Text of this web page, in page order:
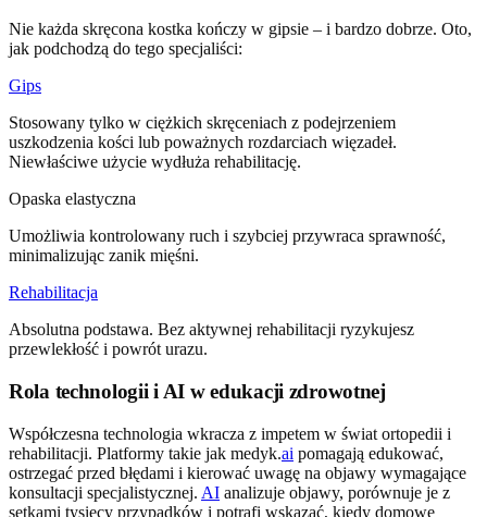
Nie każda skręcona kostka kończy w gipsie – i bardzo dobrze. Oto,
jak podchodzą do tego specjaliści:
Gips
Stosowany tylko w ciężkich skręceniach z podejrzeniem
uszkodzenia kości lub poważnych rozdarciach więzadeł.
Niewłaściwe użycie wydłuża rehabilitację.
Opaska elastyczna
Umożliwia kontrolowany ruch i szybciej przywraca sprawność,
minimalizując zanik mięśni.
Rehabilitacja
Absolutna podstawa. Bez aktywnej rehabilitacji ryzykujesz
przewlekłość i powrót urazu.
Rola technologii i AI w edukacji zdrowotnej
Współczesna technologia wkracza z impetem w świat ortopedii i
rehabilitacji. Platformy takie jak medyk.ai pomagają edukować,
ostrzegać przed błędami i kierować uwagę na objawy wymagające
konsultacji specjalistycznej. AI analizuje objawy, porównuje je z
setkami tysięcy przypadków i potrafi wskazać, kiedy domowe